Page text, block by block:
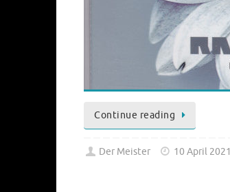
Continue reading
Der Meister 10 April 2021